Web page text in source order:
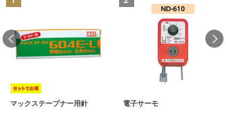
マックステープナー用針 電子サーモ